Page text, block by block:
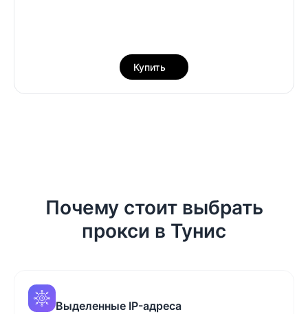
Купить
Почему стоит выбрать
прокси в Тунис
Выделенные IP-адреса